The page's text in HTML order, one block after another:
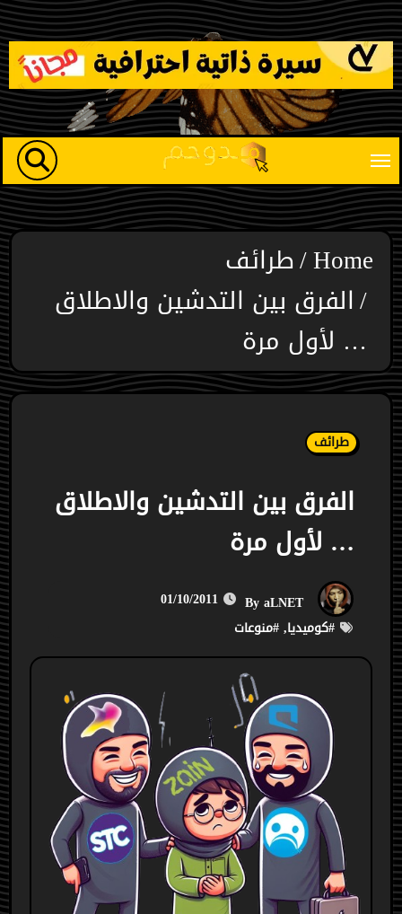
Skip
to
content
Home طرائف
الفرق بين التدشين والاطلاق
… لأول مرة
طرائف
الفرق بين التدشين والاطلاق
… لأول مرة
aLNET
01/10/2011
#كوميديا, #منوعات